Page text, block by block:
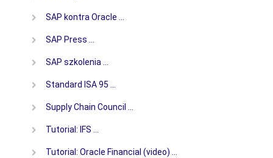
SAP kontra Oracle …
SAP Press …
SAP szkolenia …
Standard ISA 95 …
Supply Chain Council …
Tutorial: IFS …
Tutorial: Oracle Financial (video) …